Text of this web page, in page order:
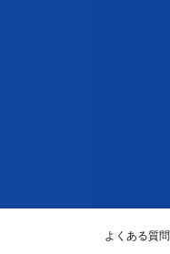
よくある質問